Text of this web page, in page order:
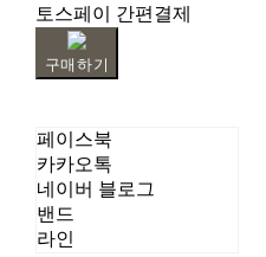
토스페이 간편결제
구매하기
페이스북
카카오톡
네이버 블로그
밴드
라인